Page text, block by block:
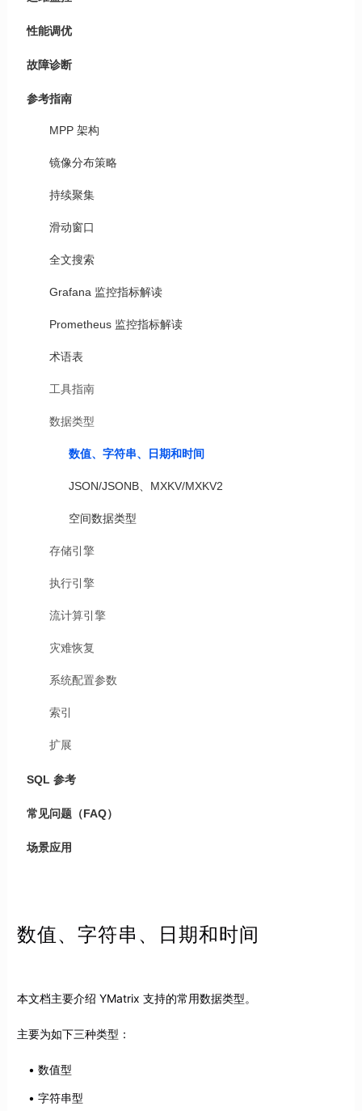
性能调优
故障诊断
参考指南
MPP 架构
镜像分布策略
持续聚集
滑动窗口
全文搜索
Grafana 监控指标解读
Prometheus 监控指标解读
术语表
工具指南
数据类型
数值、字符串、日期和时间
JSON/JSONB、MXKV/MXKV2
空间数据类型
存储引擎
执行引擎
流计算引擎
灾难恢复
系统配置参数
索引
扩展
SQL 参考
常见问题（FAQ）
场景应用
数值、字符串、日期和时间
本文档主要介绍 YMatrix 支持的常用数据类型。
主要为如下三种类型：
数值型
字符串型